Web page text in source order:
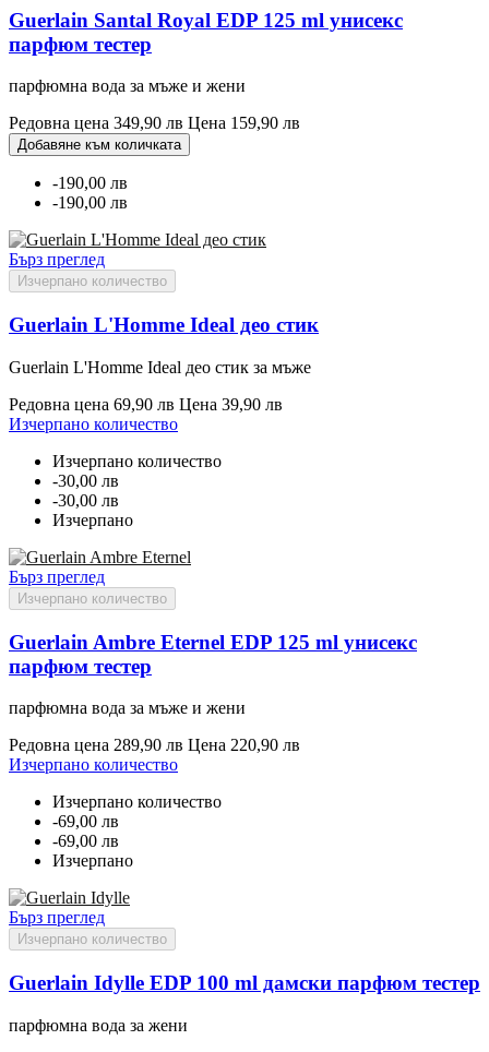
Guerlain Santal Royal EDP 125 ml унисекс
парфюм тестер
парфюмна вода за мъже и жени
Редовна цена 349,90 лв Цена 159,90 лв
Добавяне към количката
-190,00 лв
-190,00 лв
Бърз преглед
Изчерпано количество
Guerlain L'Homme Ideal део стик
Guerlain L'Homme Ideal део стик за мъже
Редовна цена 69,90 лв Цена 39,90 лв
Изчерпано количество
Изчерпано количество
-30,00 лв
-30,00 лв
Изчерпано
Бърз преглед
Изчерпано количество
Guerlain Ambre Eternel EDP 125 ml унисекс
парфюм тестер
парфюмна вода за мъже и жени
Редовна цена 289,90 лв Цена 220,90 лв
Изчерпано количество
Изчерпано количество
-69,00 лв
-69,00 лв
Изчерпано
Бърз преглед
Изчерпано количество
Guerlain Idylle EDP 100 ml дамски парфюм тестер
парфюмна вода за жени